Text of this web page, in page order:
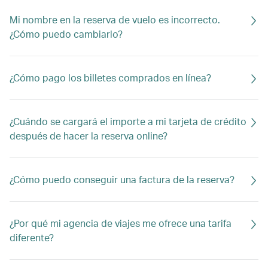
Mi nombre en la reserva de vuelo es incorrecto.
¿Cómo puedo cambiarlo?
¿Cómo pago los billetes comprados en línea?
¿Cuándo se cargará el importe a mi tarjeta de crédito
después de hacer la reserva online?
¿Cómo puedo conseguir una factura de la reserva?
¿Por qué mi agencia de viajes me ofrece una tarifa
diferente?